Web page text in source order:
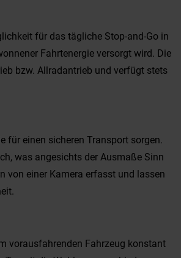
für das tägliche Stop-and-Go in
Fahrtenergie versorgt wird. Die
bzw. Allradantrieb und verfügt stets
für einen sicheren Transport sorgen.
was angesichts der Ausmaße Sinn
von einer Kamera erfasst und lassen
vorausfahrenden Fahrzeug konstant